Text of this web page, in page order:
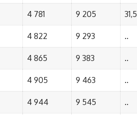
4 781 9 205 31,5
4 822 9 293 ..
4 865 9 383 ..
4 905 9 463 ..
4 944 9 545 ..